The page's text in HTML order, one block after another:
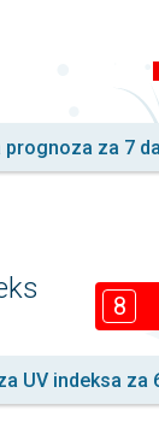
prognoza za 7
8
UV indeksa za